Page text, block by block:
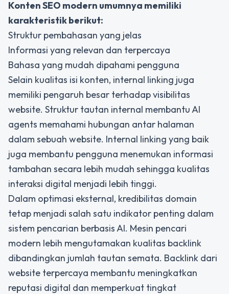
Konten SEO modern umumnya memiliki
karakteristik berikut:
Struktur pembahasan yang jelas
Informasi yang relevan dan terpercaya
Bahasa yang mudah dipahami pengguna
Selain kualitas isi konten, internal linking juga
memiliki pengaruh besar terhadap visibilitas
website. Struktur tautan internal membantu AI
agents memahami hubungan antar halaman
dalam sebuah website. Internal linking yang baik
juga membantu pengguna menemukan informasi
tambahan secara lebih mudah sehingga kualitas
interaksi digital menjadi lebih tinggi.
Dalam optimasi eksternal, kredibilitas domain
tetap menjadi salah satu indikator penting dalam
sistem pencarian berbasis AI. Mesin pencari
modern lebih mengutamakan kualitas backlink
dibandingkan jumlah tautan semata. Backlink dari
website terpercaya membantu meningkatkan
reputasi digital dan memperkuat tingkat